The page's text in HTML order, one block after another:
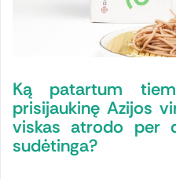
Ką patartum
prisijaukinę Azijos
viskas atrodo per
sudėtinga?